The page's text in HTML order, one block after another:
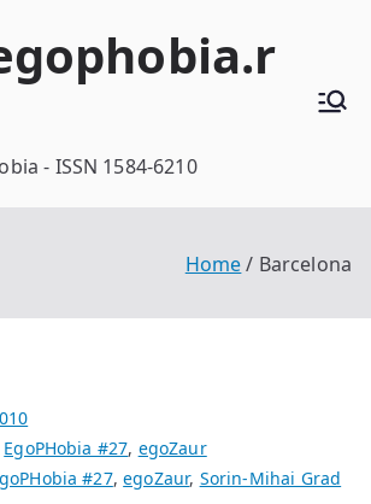
- ISSN 1584-6210
Home Barcelona
EgoPHobia #27, egoZaur
#27,egoZaur, Sorin-Mihai Grad